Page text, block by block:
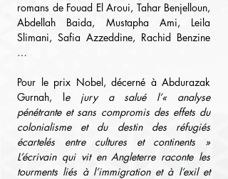
romans de Fouad El Aroui, Tahar Benjelloun,
Abdellah Baida, Mustapha Ami, Leila
Slimani, Safia Azzeddine, Rachid Benzine
…
Pour le prix Nobel, décerné à Abdurazak
Gurnah, le jury a salué l’« analyse
pénétrante et sans compromis des effets du
colonialisme et du destin des réfugiés
écartelés entre cultures et continents »
L’écrivain qui vit en Angleterre raconte les
tourments liés à l’immigration et à l’exil et